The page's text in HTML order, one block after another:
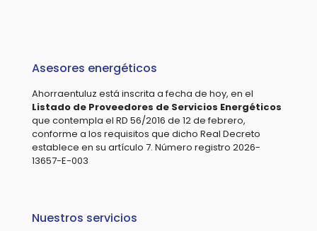
Asesores energéticos
Ahorraentuluz está inscrita a fecha de hoy, en el
Listado de Proveedores de Servicios Energéticos
que contempla el RD 56/2016 de 12 de febrero,
conforme a los requisitos que dicho Real Decreto
establece en su artículo 7. Número registro 2026-
13657-E-003
Nuestros servicios